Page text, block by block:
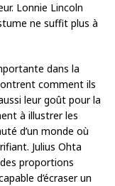
Lonnie Lincoln
ne suffit plus à
dans la
comment ils
leur goût pour la
à illustrer les
d’un monde où
Julius Ohta
proportions
d’écraser un